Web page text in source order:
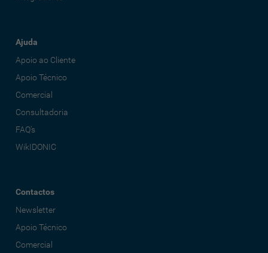
Ajuda
Apoio ao Cliente
Apoio Técnico
Comercial
Consultadoria
FAQ's
WikIDONIC
Contactos
Newsletter
Apoio Técnico
Comercial